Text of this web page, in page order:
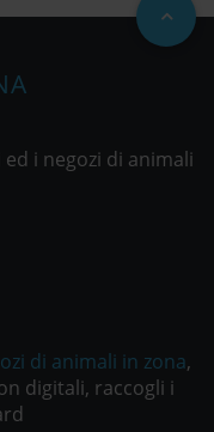
i negozi di animali
di animali in zona,
digitali, raccogli i